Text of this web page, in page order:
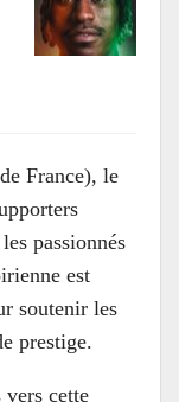
France), le
passionnés
est
soutenir les
prestige.
vers cette